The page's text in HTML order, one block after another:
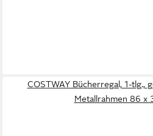
COSTWAY Bücherregal, 1-tlg.,
Metallrahmen 86 x